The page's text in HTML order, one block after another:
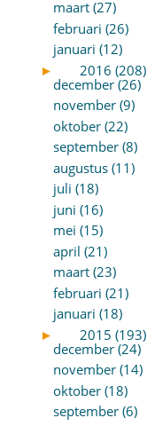
maart (27)
februari (26)
januari (12)
►
2016 (208)
december (26)
november (9)
oktober (22)
september (8)
augustus (11)
juli (18)
juni (16)
mei (15)
april (21)
maart (23)
februari (21)
januari (18)
►
2015 (193)
december (24)
november (14)
oktober (18)
september (6)